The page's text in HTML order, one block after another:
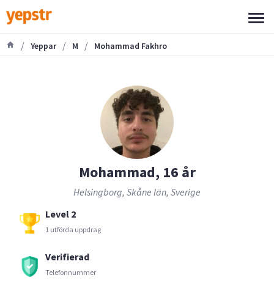
/ Yeppar / M / Mohammad Fakhro
Mohammad, 16 år
Helsingborg, Skåne län, Sverige
Level 2
1 utförda uppdrag
Verifierad
Telefonnummer